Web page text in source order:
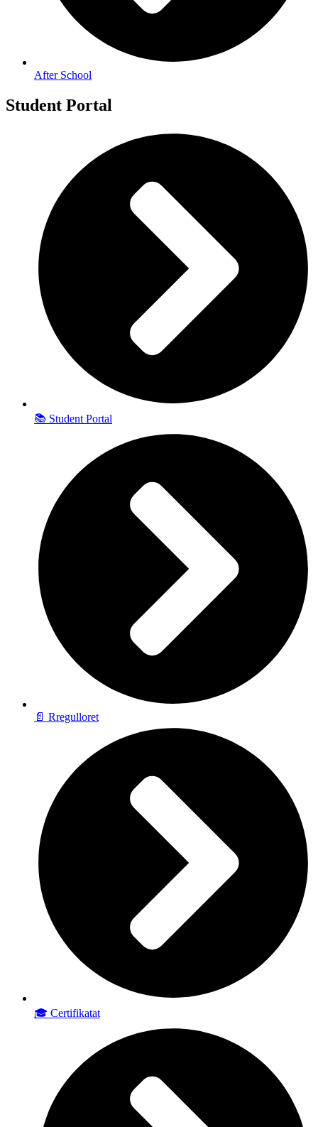
After School
Student Portal
📚 Student Portal
📄 Rregulloret
🎓 Certifikatat